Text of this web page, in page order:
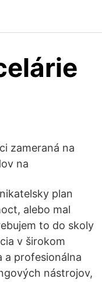
zameraná na
na
plan
alebo mal
to do skoly
v širokom
a profesionálna
nástrojov,